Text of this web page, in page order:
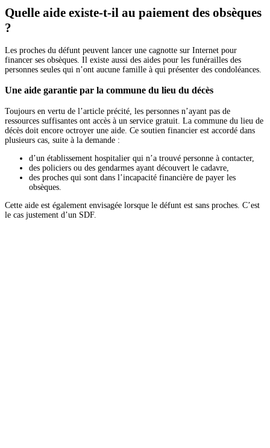
Quelle aide existe-t-il au paiement des obsèques
?
Les proches du défunt peuvent lancer une cagnotte sur Internet pour
financer ses obsèques. Il existe aussi des aides pour les funérailles des
personnes seules qui n’ont aucune famille à qui présenter des condoléances.
Une aide garantie par la commune du lieu du décès
Toujours en vertu de l’article précité, les personnes n’ayant pas de
ressources suffisantes ont accès à un service gratuit. La commune du lieu de
décès doit encore octroyer une aide. Ce soutien financier est accordé dans
plusieurs cas, suite à la demande :
d’un établissement hospitalier qui n’a trouvé personne à contacter,
des policiers ou des gendarmes ayant découvert le cadavre,
des proches qui sont dans l’incapacité financière de payer les
obsèques.
Cette aide est également envisagée lorsque le défunt est sans proches. C’est
le cas justement d’un SDF.